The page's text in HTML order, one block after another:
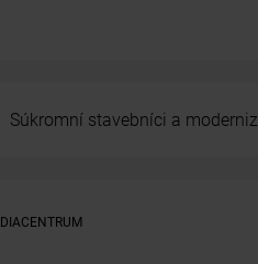
Súkromní stavebníci a